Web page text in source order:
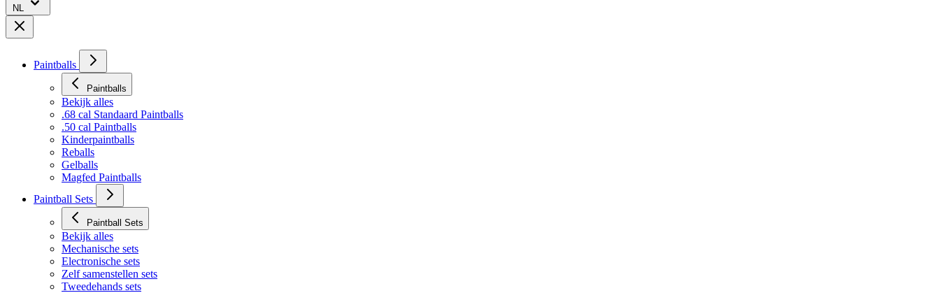
NL
Paintballs
Paintballs
Bekijk alles
.68 cal Standaard Paintballs
.50 cal Paintballs
Kinderpaintballs
Reballs
Gelballs
Magfed Paintballs
Paintball Sets
Paintball Sets
Bekijk alles
Mechanische sets
Electronische sets
Zelf samenstellen sets
Tweedehands sets